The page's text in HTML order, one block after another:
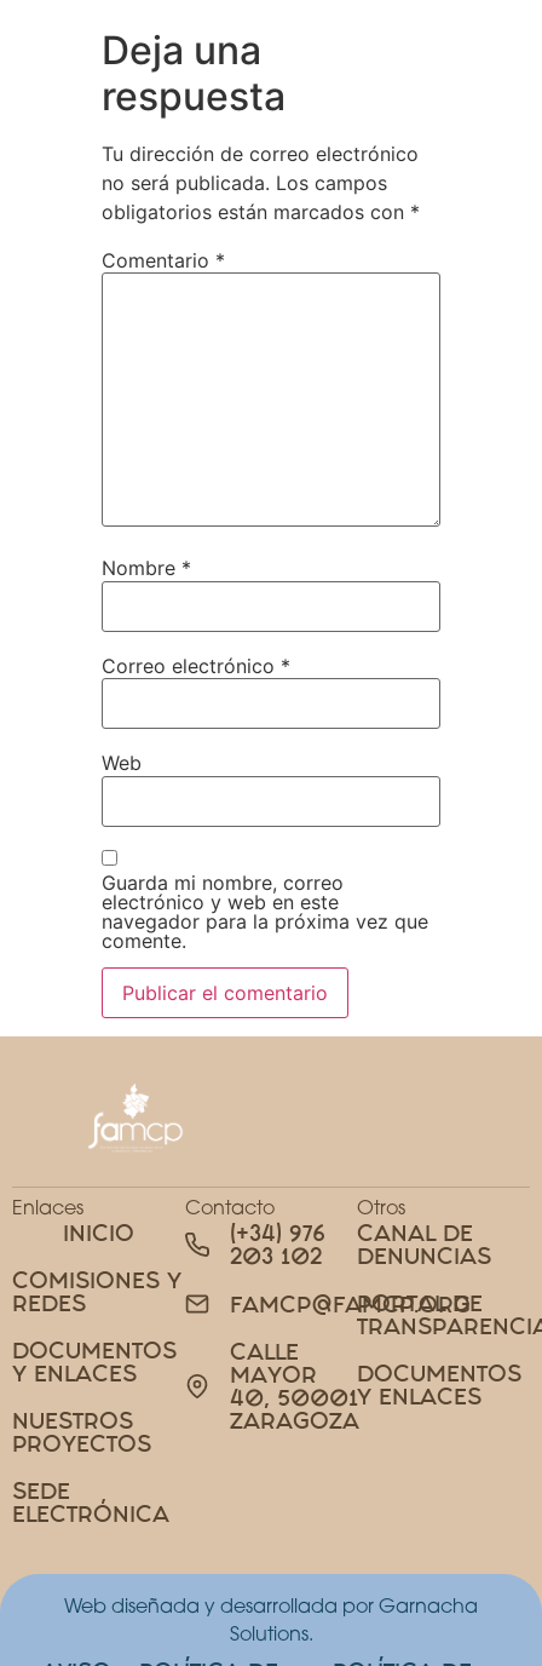
Deja una
respuesta
Tu dirección de correo electrónico
no será publicada. Los campos
obligatorios están marcados con *
Comentario *
Nombre *
Correo electrónico *
Web
Guarda mi nombre, correo
electrónico y web en este
navegador para la próxima vez que
comente.
Enlaces
INICIO
COMISIONES Y
REDES
DOCUMENTOS
Y ENLACES
NUESTROS
PROYECTOS
SEDE
ELECTRÓNICA
Contacto
(+34) 976
203 102
FAMCP@FAMCP.ORG
CALLE
MAYOR
40, 50001
ZARAGOZA
Otros
CANAL DE
DENUNCIAS
PORTAL DE
DOCUMENTOS
Y ENLACES
Web diseñada y desarrollada por Garnacha
Solutions.